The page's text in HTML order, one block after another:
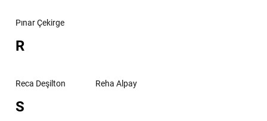
Pınar Çekirge
R
Reca Deşilton Reha Alpay
S